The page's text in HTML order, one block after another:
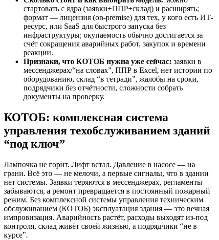
стартовать с ядра (заявки+ППР+склад) и расширять;
формат — лицензия (on-premise) для тех, у кого есть ИТ-
ресурс, или SaaS для быстрого запуска без
инфраструктуры; окупаемость обычно достигается за
счёт сокращения аварийных работ, закупок и времени
реакции.
Признаки, что КОТОБ нужна уже сейчас: заявки в
мессенджерах/“на словах”, ППР в Excel, нет истории по
оборудованию, склад “в тетради”, жалобы на сроки,
подрядчики без отчётности, сложности собрать
документы на проверку.
КОТОБ: комплексная система
управления техобслуживанием зданий
“под ключ”
Лампочка не горит. Лифт встал. Давление в насосе — на
грани. Всё это — не мелочи, а первые сигналы, что в здании
нет системы. Заявки теряются в мессенджерах, регламенты
забываются, а ремонт превращается в постоянный пожарный
режим. Без комплексной системы управления техническим
обслуживанием (КОТОБ) эксплуатация здания — это вечная
импровизация. Аварийность растёт, расходы выходят из-под
контроля, склад живёт своей жизнью, а подрядчики “не в
курсе”.